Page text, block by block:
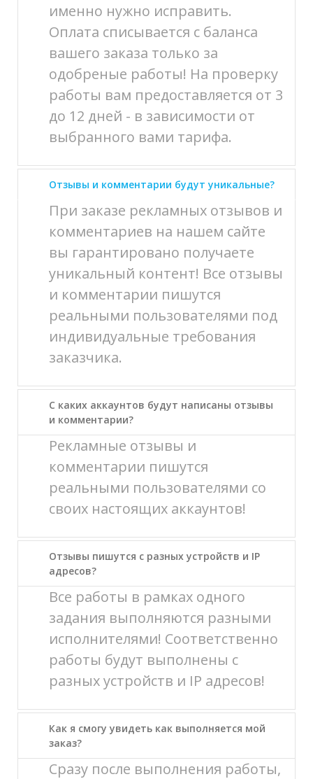
именно нужно исправить.
Оплата списывается с баланса
вашего заказа только за
одобреные работы! На проверку
работы вам предоставляется от 3
до 12 дней - в зависимости от
выбранного вами тарифа.
Отзывы и комментарии будут уникальные?
При заказе рекламных отзывов и
комментариев на нашем сайте
вы гарантировано получаете
уникальный контент! Все отзывы
и комментарии пишутся
реальными пользователями под
индивидуальные требования
заказчика.
С каких аккаунтов будут написаны отзывы
и комментарии?
Рекламные отзывы и
комментарии пишутся
реальными пользователями со
своих настоящих аккаунтов!
Отзывы пишутся с разных устройств и IP
адресов?
Все работы в рамках одного
задания выполняются разными
исполнителями! Соответственно
работы будут выполнены с
разных устройств и IP адресов!
Как я смогу увидеть как выполняется мой
заказ?
Сразу после выполнения работы,